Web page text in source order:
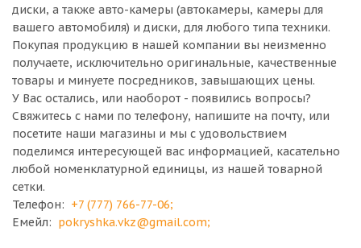
диски, а также авто-камеры (автокамеры, камеры для
вашего автомобиля) и диски, для любого типа техники.
Покупая продукцию в нашей компании вы неизменно
получаете, исключительно оригинальные, качественные
товары и минуете посредников, завышающих цены.
У Вас остались, или наоборот - появились вопросы?
Свяжитесь с нами по телефону, напишите на почту, или
посетите наши магазины и мы с удовольствием
поделимся интересующей вас информацией, касательно
любой номенклатурной единицы, из нашей товарной
сетки.
Телефон: +7 (777) 766-77-06;
Емейл: pokryshka.vkz@gmail.com;